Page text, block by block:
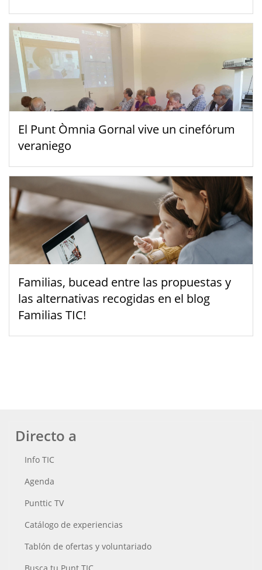
El Punt Òmnia Gornal vive un cinefórum
veraniego
Familias, bucead entre las propuestas y
las alternativas recogidas en el blog
Familias TIC!
Directo a
Info TIC
Agenda
Punttic TV
Catálogo de experiencias
Tablón de ofertas y voluntariado